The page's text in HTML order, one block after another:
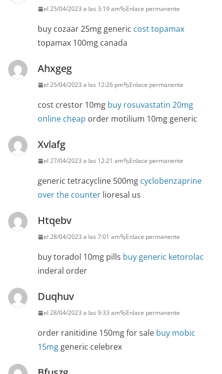
el 25/04/2023 a las 3:19 am Enlace permanente
buy cozaar 25mg generic cost topamax
topamax 100mg canada
Ahxgeg
el 25/04/2023 a las 12:26 pm Enlace permanente
cost crestor 10mg buy rosuvastatin 20mg
online cheap order motilium 10mg generic
Xvlafg
el 27/04/2023 a las 12:21 am Enlace permanente
generic tetracycline 500mg cyclobenzaprine
over the counter lioresal us
Htqebv
el 28/04/2023 a las 7:01 am Enlace permanente
buy toradol 10mg pills buy generic ketorolac
inderal order
Duqhuv
el 28/04/2023 a las 9:33 am Enlace permanente
order ranitidine 150mg for sale buy mobic
15mg generic celebrex